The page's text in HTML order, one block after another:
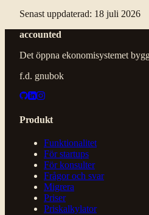
Senast uppdaterad: 18 juli 2026
accounted
Det öppna ekonomisystemet
f.d. gnubok
Produkt
Funktionalitet
För startups
För konsulter
Frågor och svar
Migrera
Priser
Priskalkylator